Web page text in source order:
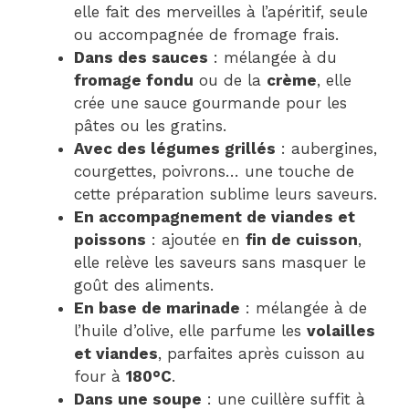
elle fait des merveilles à l’apéritif, seule
ou accompagnée de fromage frais.
Dans des sauces : mélangée à du
fromage fondu ou de la crème, elle
crée une sauce gourmande pour les
pâtes ou les gratins.
Avec des légumes grillés : aubergines,
courgettes, poivrons… une touche de
cette préparation sublime leurs saveurs.
En accompagnement de viandes et
poissons : ajoutée en fin de cuisson,
elle relève les saveurs sans masquer le
goût des aliments.
En base de marinade : mélangée à de
l’huile d’olive, elle parfume les volailles
et viandes, parfaites après cuisson au
four à 180°C.
Dans une soupe : une cuillère suffit à